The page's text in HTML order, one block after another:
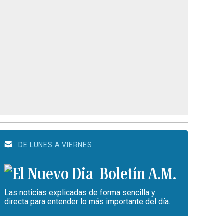
DE LUNES A VIERNES
Boletín A.M.
Las noticias explicadas de forma sencilla y
directa para entender lo más importante del día.